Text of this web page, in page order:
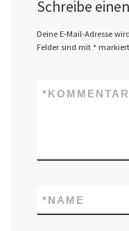
Schreibe
Deine E-Mail-Adresse
Felder sind mit *markiert
KOMMENTAR
*
NAME
*